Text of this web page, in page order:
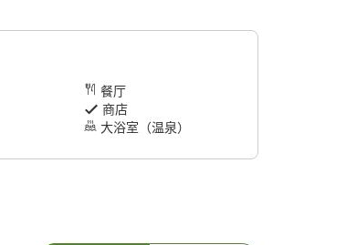
餐厅
商店
大浴室（温泉）